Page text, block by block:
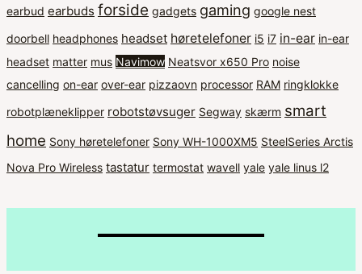
earbud earbuds forside gadgets gaming google nest
doorbell headphones headset høretelefoner i5 i7 in-ear in-ear
headset matter mus Navimow Neatsvor x650 Pro noise
cancelling on-ear over-ear pizzaovn processor RAM ringklokke
robotplæneklipper robotstøvsuger Segway skærm smart
home Sony høretelefoner Sony WH-1000XM5 SteelSeries Arctis
Nova Pro Wireless tastatur termostat wavell yale yale linus l2